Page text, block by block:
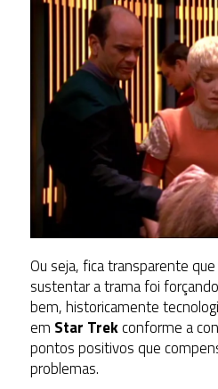
Ou seja, fica transparente
sustentar a trama foi
bem, historicamente
em Star Trekconforme a
pontos positivos que
problemas.